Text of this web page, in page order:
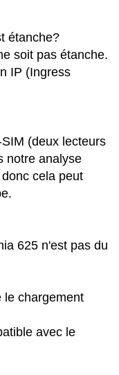
étanche?
soit pas étanche.
IP (Ingress
(deux lecteurs
notre analyse
cela peut
625 n'est pas du
le chargement
avec le